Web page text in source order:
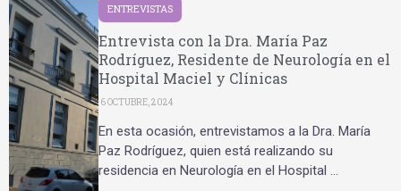
ENTREVISTAS
Entrevista con la Dra. María Paz
Rodríguez, Residente de Neurología en el
Hospital Maciel y Clínicas
6 OCTUBRE, 2024
En esta ocasión, entrevistamos a la Dra. María
Paz Rodríguez, quien está realizando su
residencia en Neurología en el Hospital …